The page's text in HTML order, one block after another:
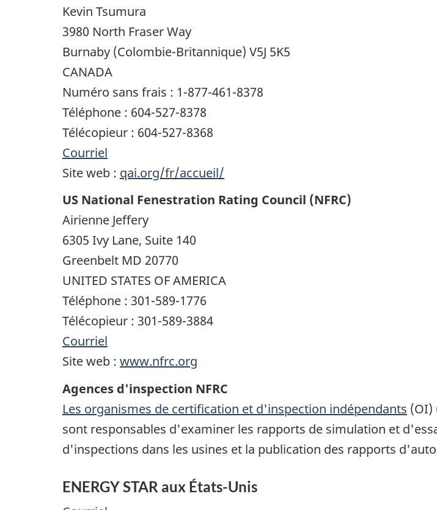
Kevin Tsumura
3980 North Fraser Way
Burnaby (Colombie-Britannique) V5J 5K5
CANADA
Numéro sans frais : 1-877-461-8378
Téléphone : 604-527-8378
Télécopieur : 604-527-8368
Courriel
Site web : qai.org/fr/accueil/
US National Fenestration Rating Council (NFRC)
Airienne Jeffery
6305 Ivy Lane, Suite 140
Greenbelt MD 20770
UNITED STATES OF AMERICA
Téléphone : 301-589-1776
Télécopieur : 301-589-3884
Courriel
Site web : www.nfrc.org
Agences d'inspection NFRC
Les organismes de certification et d'inspection indépendants (OI)
sont responsables d'examiner les rapports de simulation et
d'inspections dans les usines et la publication des rapports
ENERGY STAR aux États-Unis